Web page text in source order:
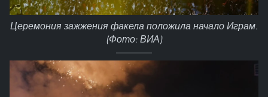
Церемония зажжения факела положила начало Играм.
(Фото: ВИА)